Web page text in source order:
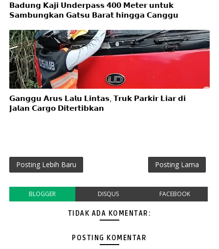
𝗕𝗮𝗱𝘂𝗻𝗴 𝗞𝗮𝗷𝗶 𝗨𝗻𝗱𝗲𝗿𝗽𝗮𝘀𝘀 𝟰𝟬𝟬 𝗠𝗲𝘁𝗲𝗿 𝘂𝗻𝘁𝘂𝗸
𝗦𝗮𝗺𝗯𝘂𝗻𝗴𝗸𝗮𝗻 𝗚𝗮𝘁𝘀𝘂 𝗕𝗮𝗿𝗮𝘁 𝗵𝗶𝗻𝗴𝗴𝗮 𝗖𝗮𝗻𝗴𝗴𝘂
𝗚𝗮𝗻𝗴𝗴𝘂 𝗔𝗿𝘂𝘀 𝗟𝗮𝗹𝘂 𝗟𝗶𝗻𝘁𝗮𝘀, 𝗧𝗿𝘂𝗸 𝗣𝗮𝗿𝗸𝗶𝗿 𝗟𝗶𝗮𝗿 𝗱𝗶
𝗝𝗮𝗹𝗮𝗻 𝗖𝗮𝗿𝗴𝗼 𝗗𝗶𝘁𝗲𝗿𝘁𝗶𝗯𝗸𝗮𝗻
Posting Lebih Baru Posting Lama
BLOGGER DISQUS FACEBOOK
TIDAK ADA KOMENTAR:
POSTING KOMENTAR